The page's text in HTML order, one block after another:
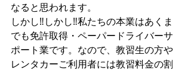
なると思われます。
しかし‼しかし‼私たちの本業はあくま
でも免許取得・ペーパードライバーサ
ポート業です。なので、教習生の方や
レンタカーご利用者には教習料金の割